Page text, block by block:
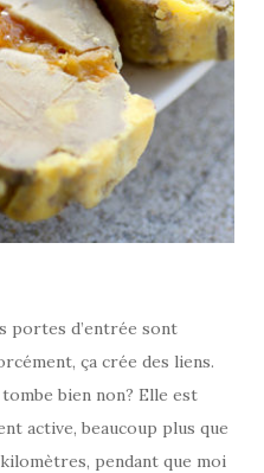
portes d’entrée sont
ça crée des liens.
bien non? Elle est
active, beaucoup plus que
pendant que moi